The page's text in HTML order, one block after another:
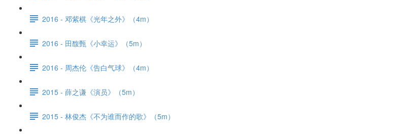
2016 - 邓紫棋《光年之外》（4m）
2016 - 田馥甄《小幸运》（5m）
2016 - 周杰伦《告白气球》（4m）
2015 - 薛之谦《演员》（5m）
2015 - 林俊杰《不为谁而作的歌》（5m）